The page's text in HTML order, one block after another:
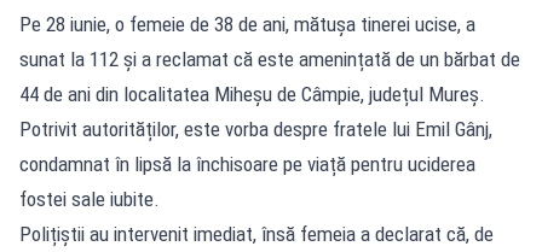
Pe 28 iunie, o femeie de 38 de ani, mătușa tinerei ucise, a
sunat la 112 și a reclamat că este amenințată de un bărbat de
44 de ani din localitatea Miheșu de Câmpie, județul Mureș.
Potrivit autorităților, este vorba despre fratele lui Emil Gânj,
condamnat în lipsă la închisoare pe viață pentru uciderea
fostei sale iubite.
Polițiștii au intervenit imediat, însă femeia a declarat că, de